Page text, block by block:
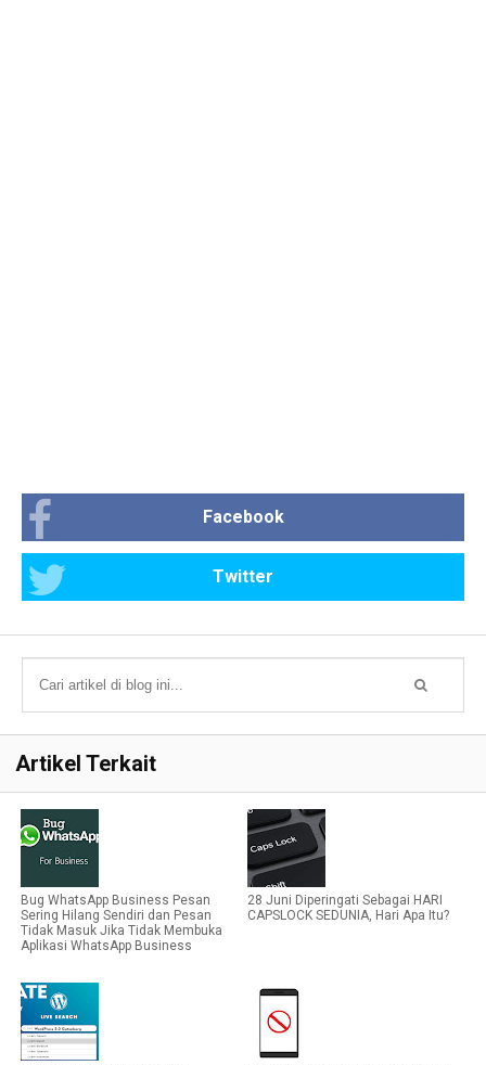
Facebook
Twitter
Artikel Terkait
Bug WhatsApp Business Pesan
Sering Hilang Sendiri dan Pesan
Tidak Masuk Jika Tidak Membuka
Aplikasi WhatsApp Business
28 Juni Diperingati Sebagai HARI
CAPSLOCK SEDUNIA, Hari Apa Itu?